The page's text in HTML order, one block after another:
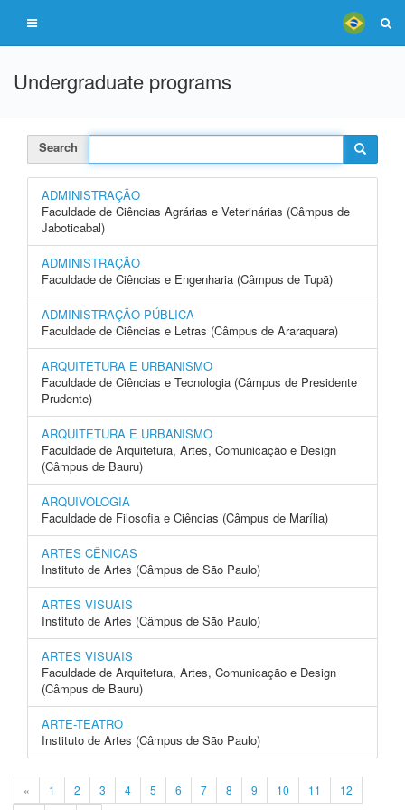
Undergraduate programs
Search
ADMINISTRAÇÃO
Faculdade de Ciências Agrárias e Veterinárias (Câmpus de
Jaboticabal)
ADMINISTRAÇÃO
Faculdade de Ciências e Engenharia (Câmpus de Tupã)
ADMINISTRAÇÃO PÚBLICA
Faculdade de Ciências e Letras (Câmpus de Araraquara)
ARQUITETURA E URBANISMO
Faculdade de Ciências e Tecnologia (Câmpus de Presidente
Prudente)
ARQUITETURA E URBANISMO
Faculdade de Arquitetura, Artes, Comunicação e Design
(Câmpus de Bauru)
ARQUIVOLOGIA
Faculdade de Filosofia e Ciências (Câmpus de Marília)
ARTES CÊNICAS
Instituto de Artes (Câmpus de São Paulo)
ARTES VISUAIS
Instituto de Artes (Câmpus de São Paulo)
ARTES VISUAIS
Faculdade de Arquitetura, Artes, Comunicação e Design
(Câmpus de Bauru)
ARTE-TEATRO
Instituto de Artes (Câmpus de São Paulo)
« 1 2 3 4 5 6 7 8 9 10 11
12